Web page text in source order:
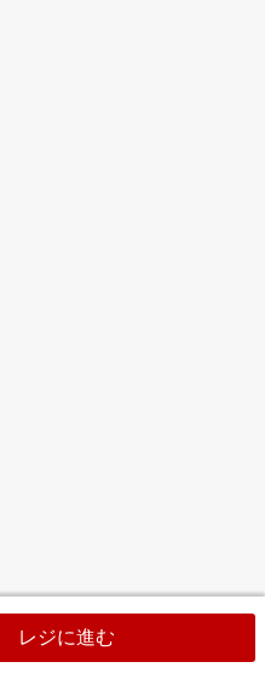
レジに進む